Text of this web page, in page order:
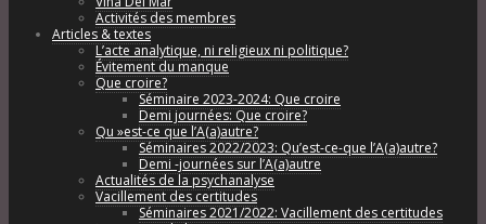
Activités des membres
Articles & textes
L’acte analytique, ni religieux ni politique?
Évitement du manque
Que croire?
Séminaire 2023-2024: Que croire
Demi journées: Que croire?
Qu »est-ce que l’A(a)autre?
Séminaires 2022/2023: Qu’est-ce-que l’A(a)autre?
Demi -journées sur l’A(a)autre
Actualités de la psychanalyse
Vacillement des certitudes
Séminaires 2021/2022: Vacillement des certitudes